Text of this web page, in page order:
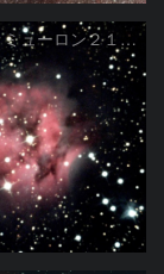
タカハシ ミューロン２１０ まゆ星雲